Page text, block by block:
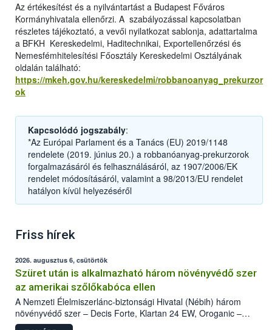
Az értékesítést és a nyilvántartást a Budapest Főváros
Kormányhivatala ellenőrzi. A szabályozással kapcsolatban
részletes tájékoztató, a vevői nyilatkozat sablonja, adattartalma
a BFKH Kereskedelmi, Haditechnikai, Exportellenőrzési és
Nemesfémhitelesítési Főosztály Kereskedelmi Osztályának
oldalán található:
https://mkeh.gov.hu/kereskedelmi/robbanoanyag_prekurzor
ok
Kapcsolódó jogszabály:
*Az Európai Parlament és a Tanács (EU) 2019/1148
rendelete (2019. június 20.) a robbanóanyag-prekurzorok
forgalmazásáról és felhasználásáról, az 1907/2006/EK
rendelet módosításáról, valamint a 98/2013/EU rendelet
hatályon kívül helyezéséről
Friss hírek
2026. augusztus 6, csütörtök
Szüret után is alkalmazható három növényvédő szer
az amerikai szőlőkabóca ellen
A Nemzeti Élelmiszerlánc-biztonsági Hivatal (Nébih) három
növényvédő szer – Decis Forte, Klartan 24 EW, Oroganic –
engedélyokiratát módosította, így azok a szüretet követően,